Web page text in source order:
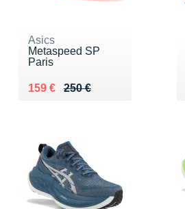
Asics
Metaspeed SP
Paris
250 €
Au lieu de 250 €
159 €
Vendu 159 €